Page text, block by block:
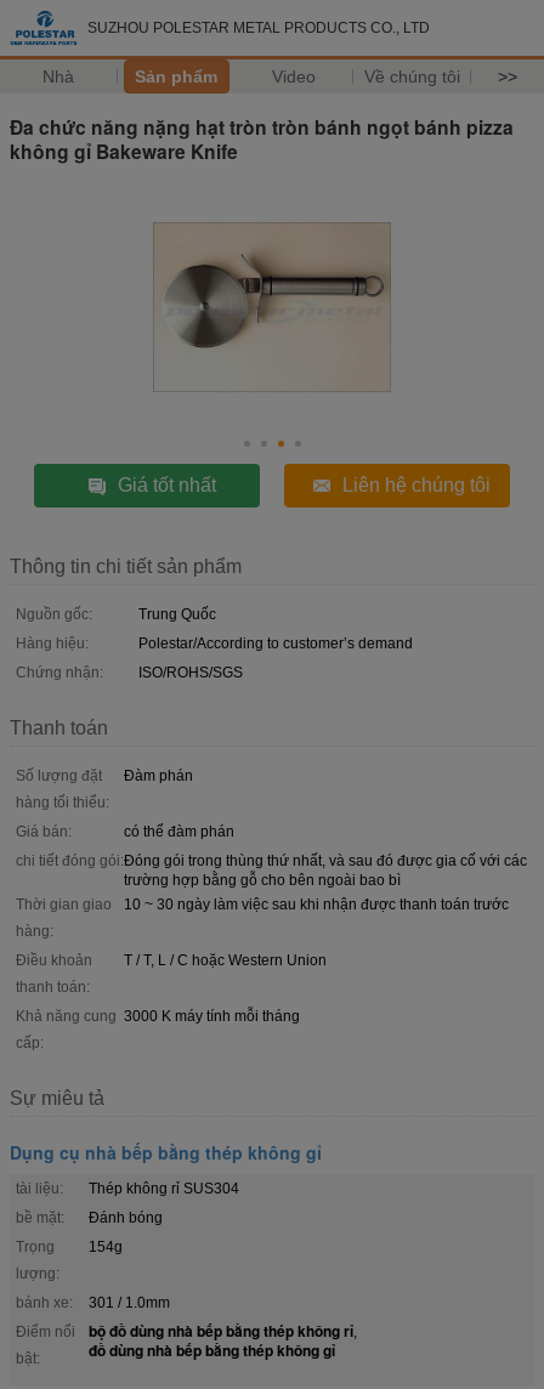
SUZHOU POLESTAR METAL PRODUCTS CO., LTD
Nhà Sản phẩm Video Về chúng tôi >>
Đa chức năng nặng hạt tròn tròn bánh ngọt bánh pizza
không gỉ Bakeware Knife
Giá tốt nhất Liên hệ chúng tôi
Thông tin chi tiết sản phẩm
Nguồn gốc:
Trung Quốc
Hàng hiệu:
Polestar/According to customer’s demand
Chứng nhận:
ISO/ROHS/SGS
Thanh toán
Số lượng đặt
hàng tối thiểu:
Đàm phán
Giá bán:
có thể đàm phán
chi tiết đóng gói:Đóng gói trong thùng thứ nhất, và sau đó được gia cố với các
trường hợp bằng gỗ cho bên ngoài bao bì
Thời gian giao
hàng:
10 ~ 30 ngày làm việc sau khi nhận được thanh toán trước
Điều khoản
thanh toán:
T / T, L / C hoặc Western Union
Khả năng cung
cấp:
3000 K máy tính mỗi tháng
Sự miêu tả
Dụng cụ nhà bếp bằng thép không gỉ
tài liệu:
Thép không rỉ SUS304
bề mặt:
Đánh bóng
Trọng
lượng:
154g
bánh xe:
301 / 1.0mm
Điểm nổi
bật:
bộ đồ dùng nhà bếp bằng thép không rỉ,
đồ dùng nhà bếp bằng thép không gỉ